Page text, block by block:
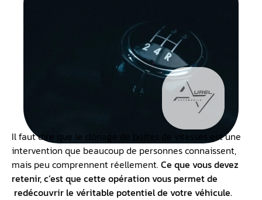
Il faut dire que le clonage de boîtes de vitesses est une
intervention que beaucoup de personnes connaissent,
mais peu comprennent réellement. Ce que vous devez
retenir, c’est que cette opération vous permet de
redécouvrir le véritable potentiel de votre véhicule.